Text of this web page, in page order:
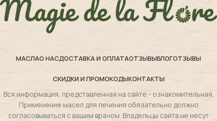
МАСЛАО НАСДОСТАВКА И ОПЛАТАОТЗЫВЫБЛОГОТЗЫВЫ
СКИДКИ И ПРОМОКОДЫКОНТАКТЫ
Вся информация, представленная на сайте - ознакомительная.
Применение масел для лечения обязательно должно
согласовываться с вашим врачом. Владельцы сайта не несут